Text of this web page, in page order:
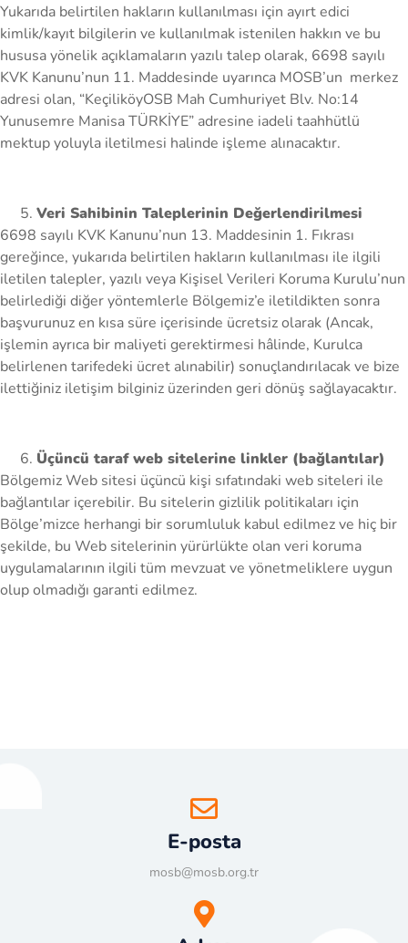
Yukarıda belirtilen hakların kullanılması için ayırt edici
kimlik/kayıt bilgilerin ve kullanılmak istenilen hakkın ve bu
hususa yönelik açıklamaların yazılı talep olarak, 6698 sayılı
KVK Kanunu’nun 11. Maddesinde uyarınca MOSB’un merkez
adresi olan, “KeçiliköyOSB Mah Cumhuriyet Blv. No:14
Yunusemre Manisa TÜRKİYE” adresine iadeli taahhütlü
mektup yoluyla iletilmesi halinde işleme alınacaktır.
Veri Sahibinin Taleplerinin Değerlendirilmesi
6698 sayılı KVK Kanunu’nun 13. Maddesinin 1. Fıkrası
gereğince, yukarıda belirtilen hakların kullanılması ile ilgili
iletilen talepler, yazılı veya Kişisel Verileri Koruma Kurulu’nun
belirlediği diğer yöntemlerle Bölgemiz’e iletildikten sonra
başvurunuz en kısa süre içerisinde ücretsiz olarak (Ancak,
işlemin ayrıca bir maliyeti gerektirmesi hâlinde, Kurulca
belirlenen tarifedeki ücret alınabilir) sonuçlandırılacak ve bize
ilettiğiniz iletişim bilginiz üzerinden geri dönüş sağlayacaktır.
Üçüncü taraf web sitelerine linkler (bağlantılar)
Bölgemiz Web sitesi üçüncü kişi sıfatındaki web siteleri ile
bağlantılar içerebilir. Bu sitelerin gizlilik politikaları için
Bölge’mizce herhangi bir sorumluluk kabul edilmez ve hiç bir
şekilde, bu Web sitelerinin yürürlükte olan veri koruma
uygulamalarının ilgili tüm mevzuat ve yönetmeliklere uygun
olup olmadığı garanti edilmez.
E-posta
mosb@mosb.org.tr